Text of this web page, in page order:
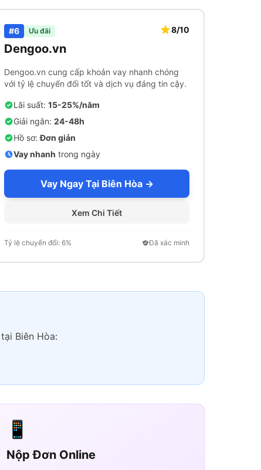
#6 Ưu đãi
Dengoo.vn
8/10
Dengoo.vn cung cấp khoản vay nhanh chóng
với tỷ lệ chuyển đổi tốt và dịch vụ đáng tin cậy.
Lãi suất: 15-25%/năm
Giải ngân: 24-48h
Hồ sơ:Đơn giản
Vay nhanh trong ngày
Vay Ngay Tại Biên Hòa →
Xem Chi Tiết
Tỷ lệ chuyển đổi: 6% Đã xác minh
Biên Hòa:
📱
Nộp Đơn Online